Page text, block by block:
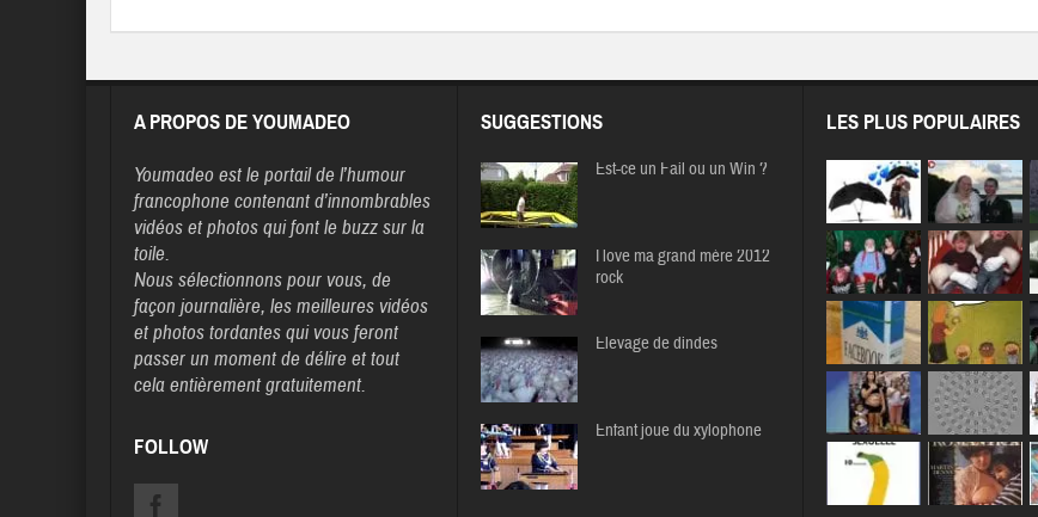
A PROPOS DE YOUMADEO
Youmadeo est le portail de l’humour
francophone contenant d’innombrables
vidéos et photos qui font le buzz sur la
toile.
Nous sélectionnons pour vous, de
façon journalière, les meilleures vidéos
et photos tordantes qui vous feront
passer un moment de délire et tout
cela entièrement gratuitement.
FOLLOW
SUGGESTIONS
Est-ce un Fail ou un Win ?
I love ma grand mère 2012
rock
Elevage de dindes
Enfant joue du xylophone
LES PLUS POPULAIRES